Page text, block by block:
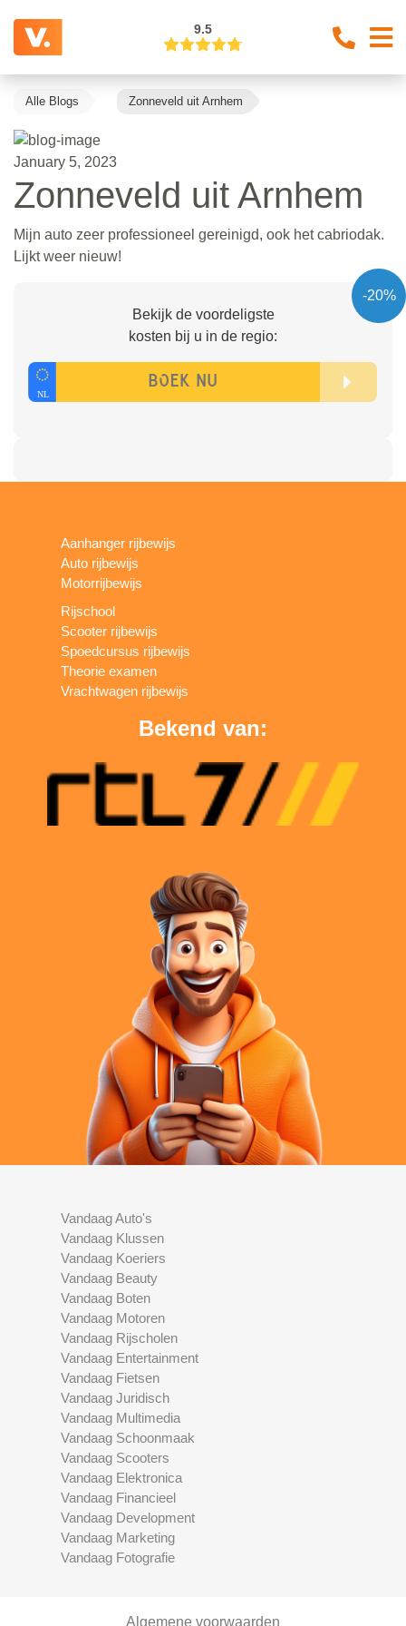
9.5
Alle Blogs Zonneveld uit Arnhem
January 5, 2023
Zonneveld uit Arnhem
Mijn auto zeer professioneel gereinigd, ook het cabriodak.
Lijkt weer nieuw!
-20%
Bekijk de voordeligste
kosten bij u in de regio:
Aanhanger rijbewijs
Auto rijbewijs
Motorrijbewijs
Rijschool
Scooter rijbewijs
Spoedcursus rijbewijs
Theorie examen
Vrachtwagen rijbewijs
Bekend van:
Vandaag Auto's
Vandaag Klussen
Vandaag Koeriers
Vandaag Beauty
Vandaag Boten
Vandaag Motoren
Vandaag Rijscholen
Vandaag Entertainment
Vandaag Fietsen
Vandaag Juridisch
Vandaag Multimedia
Vandaag Schoonmaak
Vandaag Scooters
Vandaag Elektronica
Vandaag Financieel
Vandaag Development
Vandaag Marketing
Vandaag Fotografie
Algemene voorwaarden